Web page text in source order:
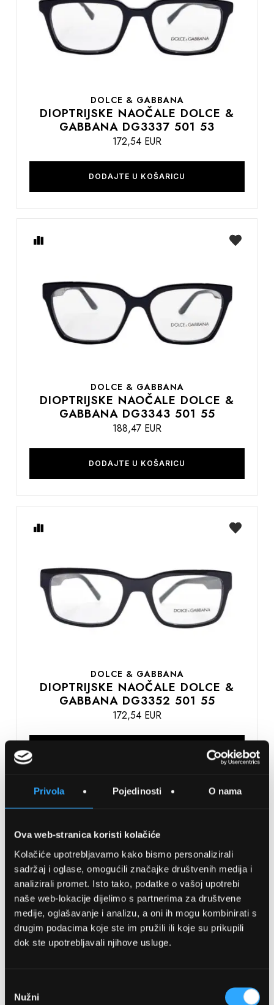
Privola Pojedinosti O nama
Ova web-stranica koristi kolačiće
Kolačiće upotrebljavamo kako bismo personalizirali
sadržaj i oglase, omogućili značajke društvenih medija i
analizirali promet. Isto tako, podatke o vašoj upotrebi
naše web-lokacije dijelimo s partnerima za društvene
medije, oglašavanje i analizu, a oni ih mogu kombinirati s
drugim podacima koje ste im pružili ili koje su prikupili
dok ste upotrebljavali njihove usluge.
pristanka
Nužni
DOLCE & GABBANA
DIOPTRIJSKE NAOČALE DOLCE &
GABBANA DG3337 501 53
172,54 EUR
DODAJTE U KOŠARICU
DOLCE & GABBANA
DIOPTRIJSKE NAOČALE DOLCE &
GABBANA DG3343 501 55
188,47 EUR
DODAJTE U KOŠARICU
želja
DOLCE & GABBANA
DIOPTRIJSKE NAOČALE DOLCE &
GABBANA DG3352 501 55
172,54 EUR
želja
želja